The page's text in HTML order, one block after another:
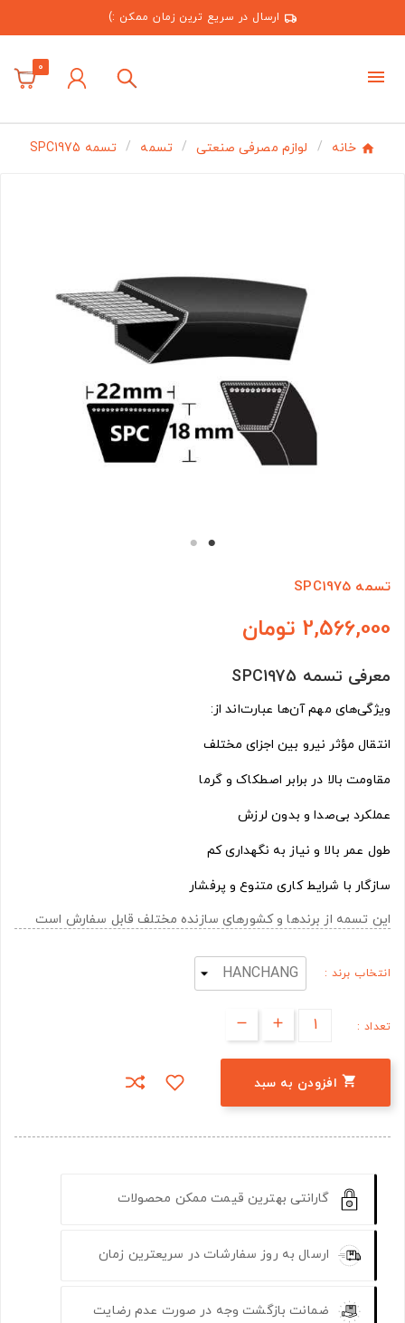
ارسال در سریع ترین زمان ممکن :)
0
خانه لوازم مصرفی صنعتی تسمه تسمه SPC1975
تسمه SPC1975
2,566,000 تومان
معرفی تسمه SPC1975
ویژگی‌های مهم آن‌ها عبارت‌اند از:
انتقال مؤثر نیرو بین اجزای مختلف
مقاومت بالا در برابر اصطکاک و گرما
عملکرد بی‌صدا و بدون لرزش
طول عمر بالا و نیاز به نگهداری کم
سازگار با شرایط کاری متنوع و پرفشار
این تسمه از برندها و کشورهای سازنده مختلف قابل سفارش است
انتخاب برند :
تعداد :
 افزودن به سبد
گارانتی بهترین قیمت ممکن محصولات
ارسال به روز سفارشات در سریعترین زمان
ضمانت بازگشت وجه در صورت عدم رضایت